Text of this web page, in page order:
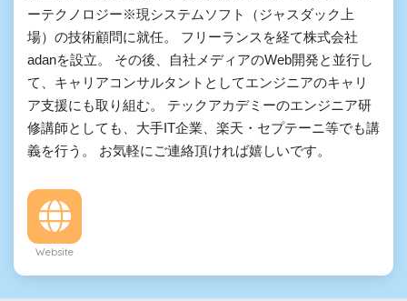
ーテクノロジー※現システムソフト（ジャスダック上
場）の技術顧問に就任。 フリーランスを経て株式会社
adanを設立。 その後、自社メディアのWeb開発と並行し
て、キャリアコンサルタントとしてエンジニアのキャリ
ア支援にも取り組む。 テックアカデミーのエンジニア研
修講師としても、大手IT企業、楽天・セプテーニ等でも講
義を行う。 お気軽にご連絡頂ければ嬉しいです。
Website